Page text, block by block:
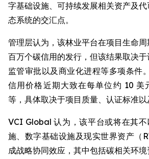
字基础设施、可持续发展相关资产及
态系统的交汇点。
管理层认为，该林业平台在项目生命
百万个碳信用的发行，但该结果取决于
监管审批以及商业化进程等多项条件
信用价格近期大致在每单位约 10 美
等，具体取决于项目质量、认证标准以
VCI Global 认为，该平台或将在其
施、数字基础设施及现实世界资产（
成战略协同效应，其中包括碳相关环